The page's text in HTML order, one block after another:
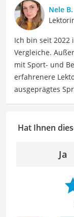
komplexe
zugänglich zu
Lesern zu
treffen. Mit
Investitionen,
habe ich es mir
unterstützen,
langfristige
Menschen.
Nele B.
Ich bin seit 2022
Vergleiche.
mit Sport- und
erfahrenere
ausgeprägtes
kann ich dazu
Mein Ziel ist es,
Kohärenz,
zu überprüfen
meinem
zur
Hat Ihnen
Ja